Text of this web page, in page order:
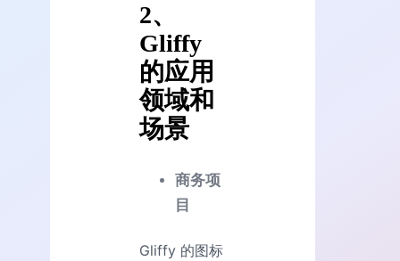
2、
Gliffy
的应用
领域和
场景
商务项
目
Gliffy 的图标